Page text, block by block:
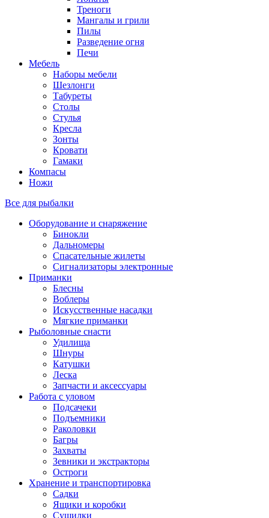
Треноги
Мангалы и грили
Пилы
Разведение огня
Печи
Мебель
Наборы мебели
Шезлонги
Табуреты
Столы
Стулья
Кресла
Зонты
Кровати
Гамаки
Компасы
Ножи
Все для рыбалки
Оборудование и снаряжение
Бинокли
Дальномеры
Спасательные жилеты
Сигнализаторы электронные
Приманки
Блесны
Воблеры
Искусственные насадки
Мягкие приманки
Рыболовные снасти
Удилища
Шнуры
Катушки
Леска
Запчасти и аксессуары
Работа с уловом
Подсачеки
Подъемники
Раколовки
Багры
Захваты
Зевники и экстракторы
Остроги
Хранение и транспортировка
Садки
Ящики и коробки
Сушилки